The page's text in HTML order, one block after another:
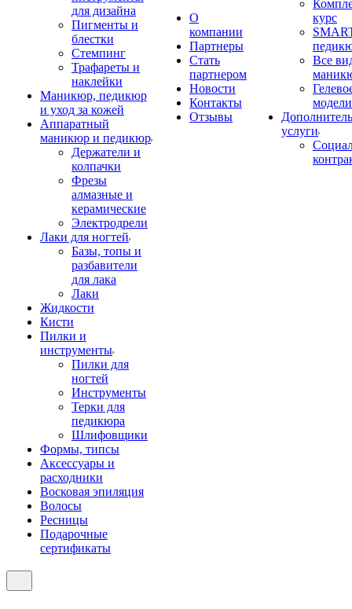
для дизайна
Пигменты и
блестки
Стемпинг
Трафареты и
наклейки
Маникюр, педикюр
и уход за кожей
Аппаратный
маникюр и педикюр
Держатели и
колпачки
Фрезы
алмазные и
керамические
Электродрели
Лаки для ногтей
Базы, топы и
разбавители
для лака
Лаки
Жидкости
Кисти
Пилки и
инструменты
Пилки для
ногтей
Инструменты
Терки для
педикюра
Шлифовщики
Формы, типсы
Аксессуары и
расходники
Восковая эпиляция
Волосы
Ресницы
Подарочные
сертификаты
О
компании
Партнеры
Стать
партнером
Новости
Контакты
Отзывы
курс
Все
услуги